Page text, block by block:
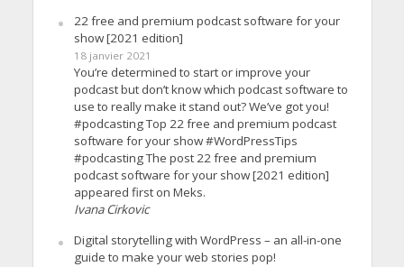
22 free and premium podcast software for your
show [2021 edition]
18 janvier 2021
You’re determined to start or improve your
podcast but don’t know which podcast software to
use to really make it stand out? We’ve got you!
#podcasting Top 22 free and premium podcast
software for your show #WordPressTips
#podcasting The post 22 free and premium
podcast software for your show [2021 edition]
appeared first on Meks.
Ivana Cirkovic
Digital storytelling with WordPress – an all-in-one
guide to make your web stories pop!